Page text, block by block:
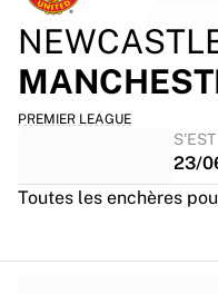
PREMIER LEAGUE
23/
Toutes les enchères